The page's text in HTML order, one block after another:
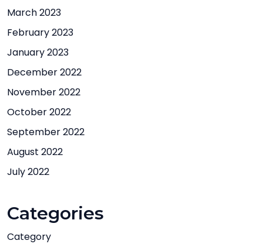
March 2023
February 2023
January 2023
December 2022
November 2022
October 2022
September 2022
August 2022
July 2022
Categories
Category